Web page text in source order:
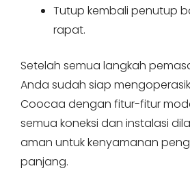
Tutup kembali penutup
rapat.
Setelah semua langkah
Anda sudah siap
Coocaa dengan fitur-fitur
semua koneksi dan instalasi
aman untuk kenyamanan
panjang.